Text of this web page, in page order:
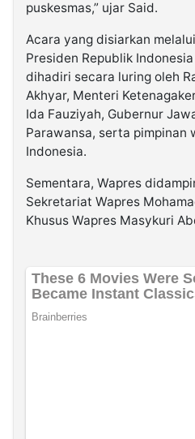
puskesmas,” ujar Said.
Acara yang disiarkan
Presiden Republik
dihadiri secara luring oleh
Akhyar, Menteri
Ida Fauziyah, Gubernur
Parawansa, serta pimpinan
Indonesia.
Sementara, Wapres
Sekretariat Wapres
Khusus Wapres Masykuri